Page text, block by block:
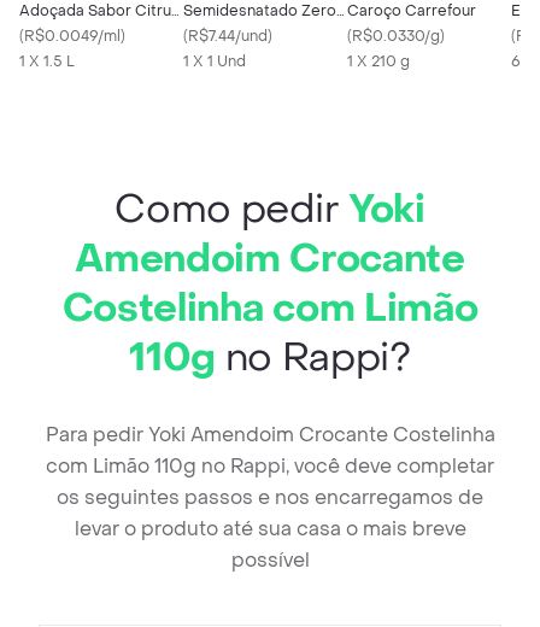
Adoçada Sabor Citrus
Punch
(R$0.0049/ml)
1 X 1.5 L
Semidesnatado Zero
Lactose
(R$7.44/und)
1 X 1 Und
Caroço Carrefour
(R$0.0330/g)
1 X 210 g
(
Como pedirYoki
Amendoim Crocante
Costelinha com Limão
110g no Rappi?
Para pedir Yoki Amendoim Crocante Costelinha
com Limão 110g no Rappi, você deve completar
os seguintes passos e nos encarregamos de
levar o produto até sua casa o mais breve
possível